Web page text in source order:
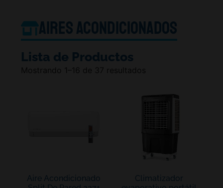
Aires acondicionados
Lista de Productos
Mostrando 1–16 de 37 resultados
Aire Acondicionado
Climatizador